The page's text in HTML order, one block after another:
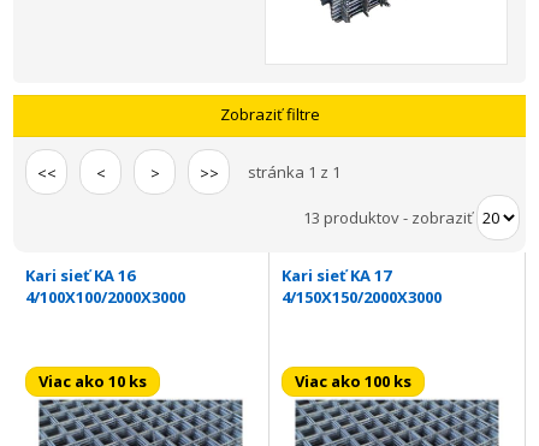
Zobraziť filtre
<< < > >> stránka 1 z 1
13 produktov- zobraziť
Kari sieť KA 16
4/100X100/2000X3000
Viac ako 10 ks
Kari sieť KA 17
4/150X150/2000X3000
Viac ako 100 ks